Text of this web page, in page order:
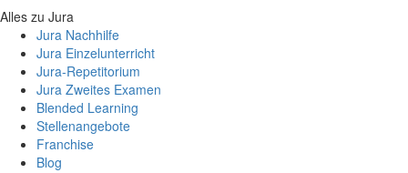
Alles zu Jura
Jura Nachhilfe
Jura Einzelunterricht
Jura-Repetitorium
Jura Zweites Examen
Blended Learning
Stellenangebote
Franchise
Blog